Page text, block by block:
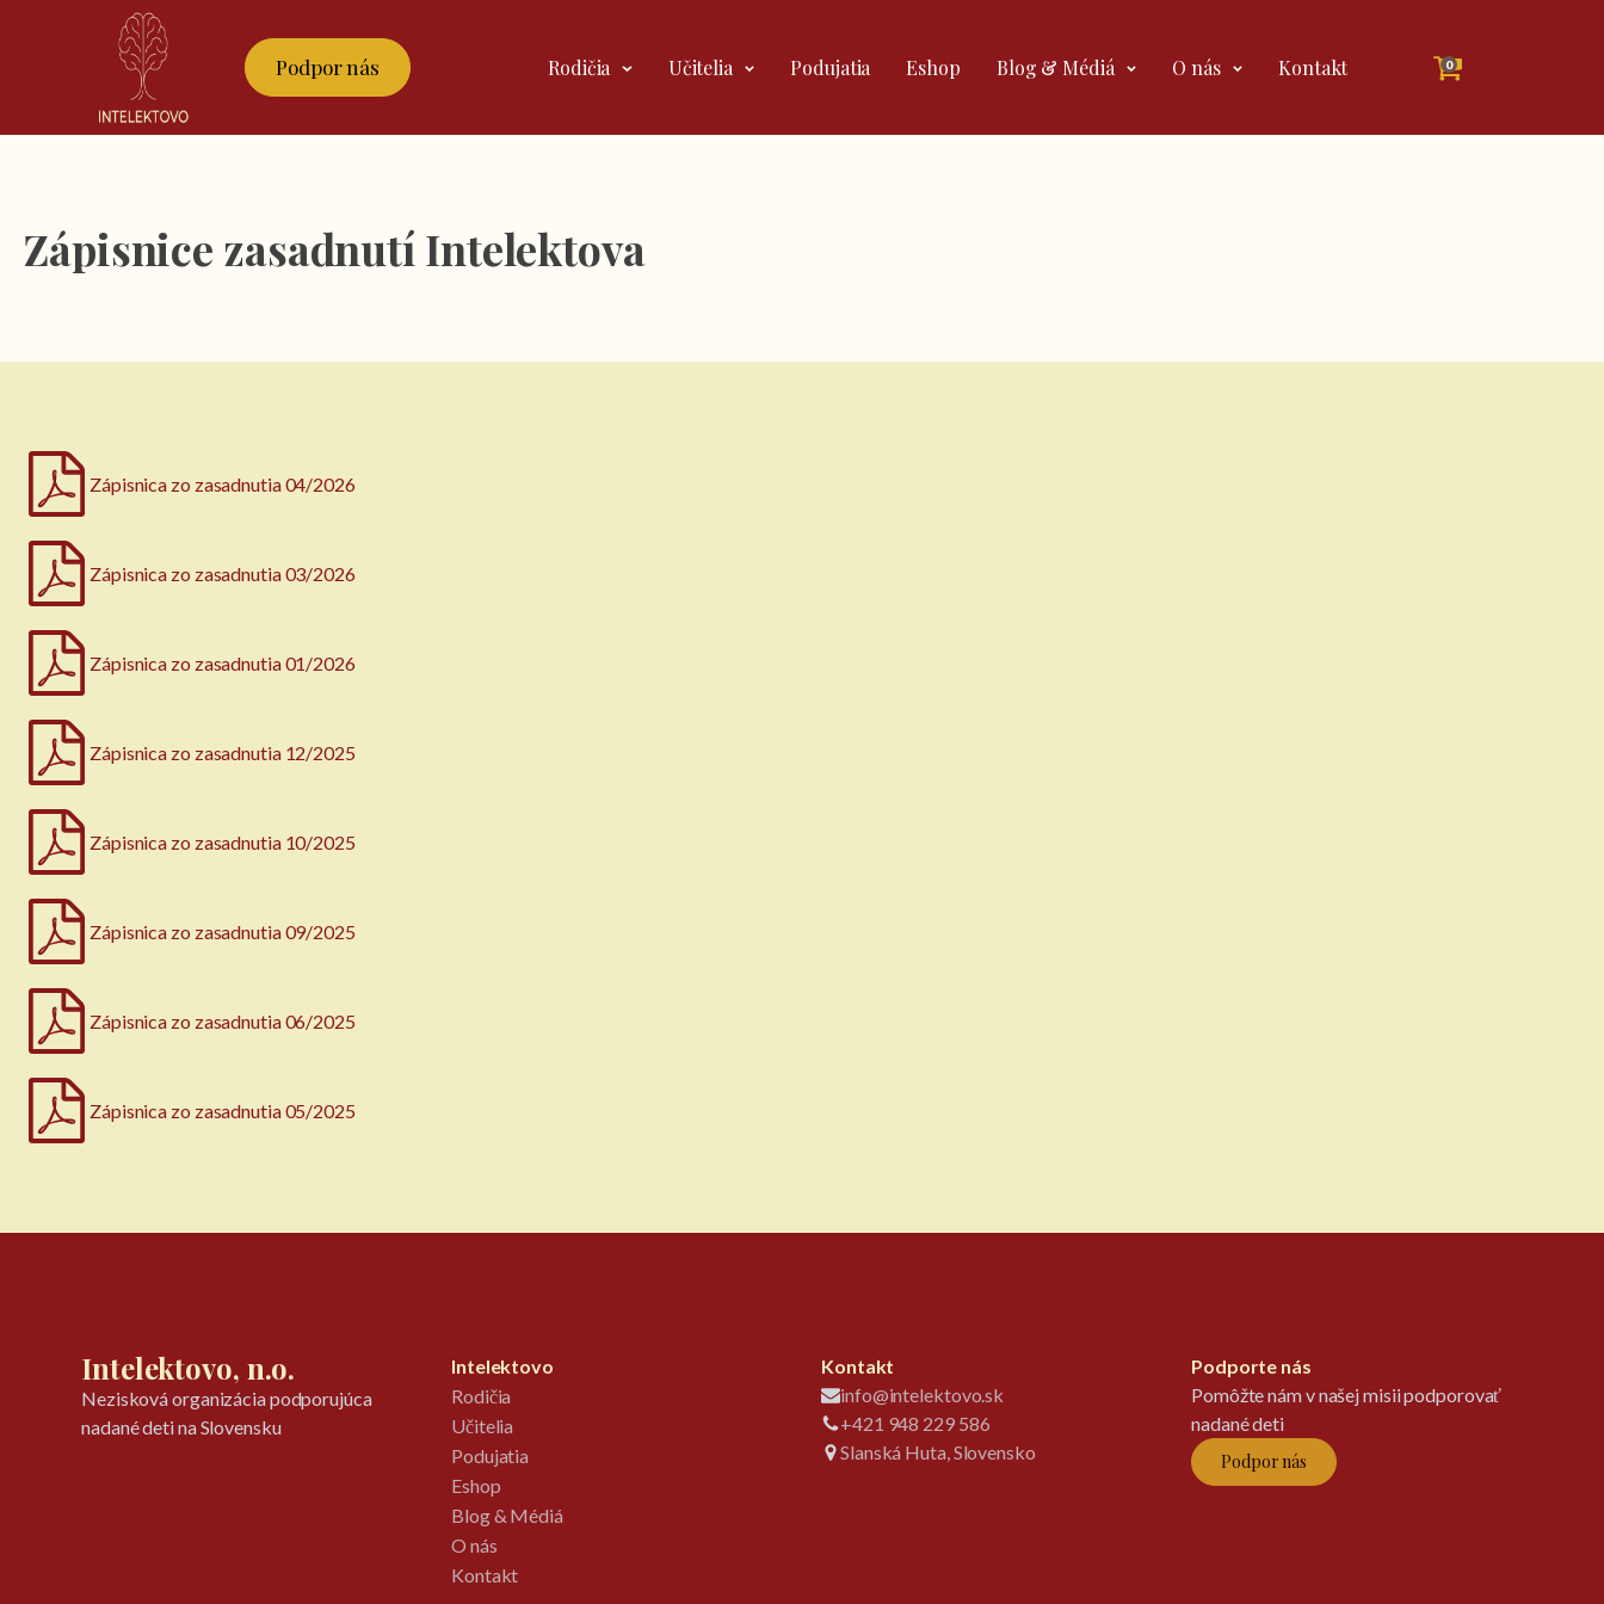
Podpor nás Rodičia Učitelia Podujatia Eshop Blog & Médiá O nás Kontakt 0
Zápisnice zasadnutí Intelektova
Zápisnica zo zasadnutia 04/2026
Zápisnica zo zasadnutia 03/2026
Zápisnica zo zasadnutia 01/2026
Zápisnica zo zasadnutia 12/2025
Zápisnica zo zasadnutia 10/2025
Zápisnica zo zasadnutia 09/2025
Zápisnica zo zasadnutia 06/2025
Zápisnica zo zasadnutia 05/2025
Intelektovo, n.o.
Nezisková organizácia podporujúca
nadané deti na Slovensku
Intelektovo
Rodičia
Učitelia
Podujatia
Eshop
Blog & Médiá
O nás
Kontakt
Kontakt
info@intelektovo.sk
+421 948 229 586
Slanská Huta, Slovensko
Podporte nás
Pomôžte nám v našej misii podporovať
nadané deti
Podpor nás